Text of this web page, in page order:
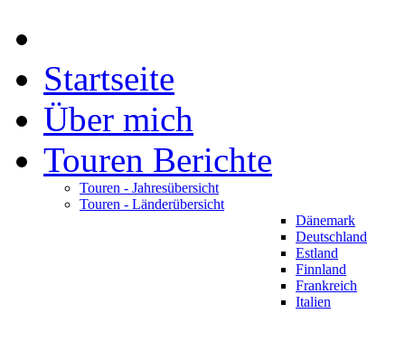
Startseite
Über mich
Touren Berichte
Touren - Jahresübersicht
Touren - Länderübersicht
Dänemark
Deutschland
Estland
Finnland
Frankreich
Italien